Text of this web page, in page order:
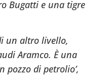
Bugatti e una tigre
un altro livello,
Aramco. È una
pozzo di petrolio’,